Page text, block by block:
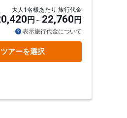
大人1名様あたり 旅行代金
円 22,760 円
表示旅行代金について
ツアーを選択